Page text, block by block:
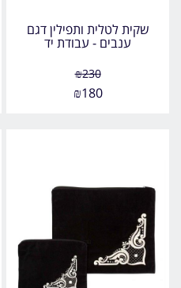
שקית לטלית ותפילין דגם
ענבים - עבודת יד
₪230
₪180